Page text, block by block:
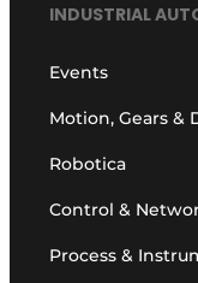
INDUSTRIAL
Events
Motion, Gears &
Robotica
Control &
Process &